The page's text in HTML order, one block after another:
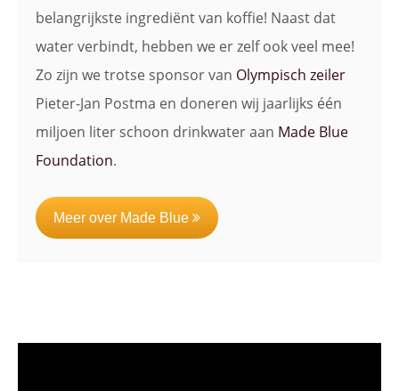
belangrijkste ingrediënt van koffie! Naast dat
water verbindt, hebben we er zelf ook veel mee!
Zo zijn we trotse sponsor van Olympisch zeiler
Pieter-Jan Postma en doneren wij jaarlijks één
miljoen liter schoon drinkwater aan Made Blue
Foundation.
Meer over Made Blue